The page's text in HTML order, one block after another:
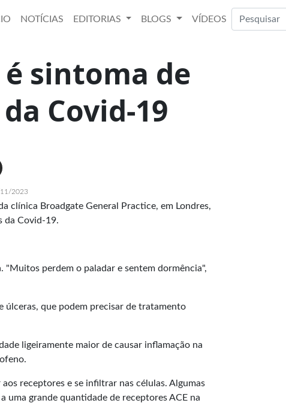
NOTÍCIAS EDITORIAS BLOGS
VÍDEOS
sintoma de
Covid-19
2023
clínica Broadgate General Practice, em Londres,
da Covid-19.
perdem o paladar e sentem dormência",
úlceras, que podem precisar de tratamento
ligeiramente maior de causar inflamação na
receptores e se infiltrar nas células. Algumas
uma grande quantidade de receptores ACE na